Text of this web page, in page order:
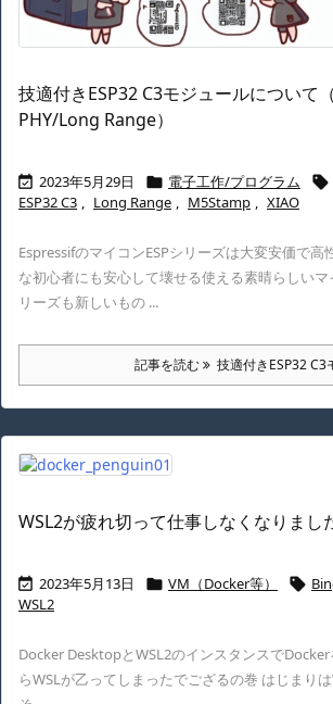
技適付きESP32 C3モジュールについて
PHY/Long Range）
 2023年5月29日  電子工作/プログラム 
ESP32 C3 , Long Range , M5Stamp , XIAO
EspressifのマイコンESPシリーズは大変安価で高
な初心者にも安心して壊せる使える素晴らしいマ
リーズも新しいもの ...
記事を読む 技適付きESP32 C3
WSL2が疲れ切って仕事しなくなりまし
 2023年5月13日  VM（Docker等） 
WSL2
Docker DesktopとWSL2のインスタンスで
らWSLが乙ってしまったでござるの巻 はじまり